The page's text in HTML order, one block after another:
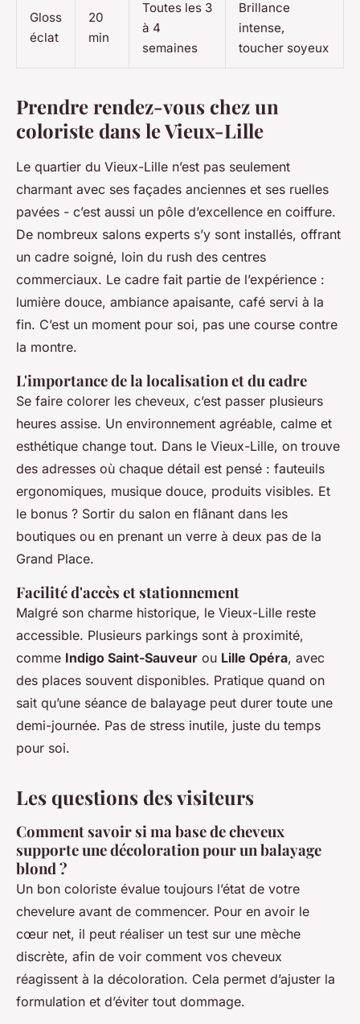
Gloss
éclat
20
min
Toutes les 3
à 4
semaines
Brillance
intense,
toucher soyeux
Prendre rendez-vous chez un
coloriste dans le Vieux-Lille
Le quartier du Vieux-Lille n’est pas seulement
charmant avec ses façades anciennes et ses ruelles
pavées - c’est aussi un pôle d’excellence en coiffure.
De nombreux salons experts s’y sont installés, offrant
un cadre soigné, loin du rush des centres
commerciaux. Le cadre fait partie de l’expérience :
lumière douce, ambiance apaisante, café servi à la
fin. C’est un moment pour soi, pas une course contre
la montre.
L'importance de la localisation et du cadre
Se faire colorer les cheveux, c’est passer plusieurs
heures assise. Un environnement agréable, calme et
esthétique change tout. Dans le Vieux-Lille, on trouve
des adresses où chaque détail est pensé : fauteuils
ergonomiques, musique douce, produits visibles. Et
le bonus ? Sortir du salon en flânant dans les
boutiques ou en prenant un verre à deux pas de la
Grand Place.
Facilité d'accès et stationnement
Malgré son charme historique, le Vieux-Lille reste
accessible. Plusieurs parkings sont à proximité,
comme Indigo Saint-Sauveur ou Lille Opéra, avec
des places souvent disponibles. Pratique quand on
sait qu’une séance de balayage peut durer toute une
demi-journée. Pas de stress inutile, juste du temps
pour soi.
Les questions des visiteurs
Comment savoir si ma base de cheveux
supporte une décoloration pour un balayage
blond ?
Un bon coloriste évalue toujours l’état de votre
chevelure avant de commencer. Pour en avoir le
cœur net, il peut réaliser un test sur une mèche
discrète, afin de voir comment vos cheveux
réagissent à la décoloration. Cela permet d’ajuster la
formulation et d’éviter tout dommage.